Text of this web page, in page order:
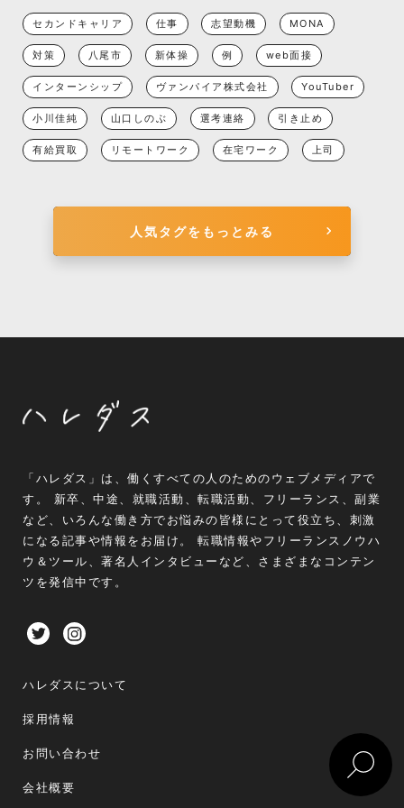
セカンドキャリア 仕事 志望動機 MONA
対策 八尾市 新体操 例 web面接
インターンシップ ヴァンパイア株式会社 YouTuber
小川佳純 山口しのぶ 選考連絡 引き止め
有給買取 リモートワーク 在宅ワーク 上司
人気タグをもっとみる
「ハレダス」は、働くすべての人のためのウェブメディアで
す。 新卒、中途、就職活動、転職活動、フリーランス、副業
など、いろんな働き方でお悩みの皆様にとって役立ち、刺激
になる記事や情報をお届け。 転職情報やフリーランスノウハ
ウ＆ツール、著名人インタビューなど、さまざまなコンテン
ツを発信中です。
ハレダスについて
採用情報
お問い合わせ
会社概要